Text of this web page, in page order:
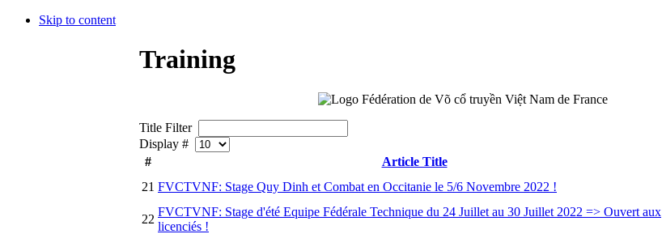
Skip to content
Training
Title Filter
Display #
#
Article Title
21 FVCTVNF: Stage Quy Dinh et Combat en Occitanie le 5/6 Novembre 2022 !
22
FVCTVNF: Stage d'été Equipe Fédérale Technique du 24 Juillet au 30 Juillet 2022 => Ouvert aux
licenciés !